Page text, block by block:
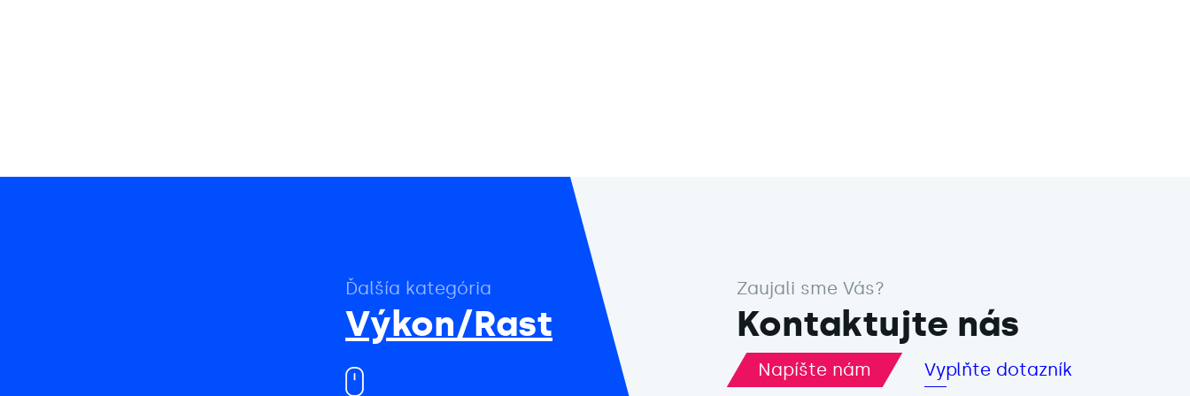
Ďalšía kategória
Výkon/Rast
Zaujali sme Vás?
Kontaktujte nás
Napíšte nám Vyplňte dotazník